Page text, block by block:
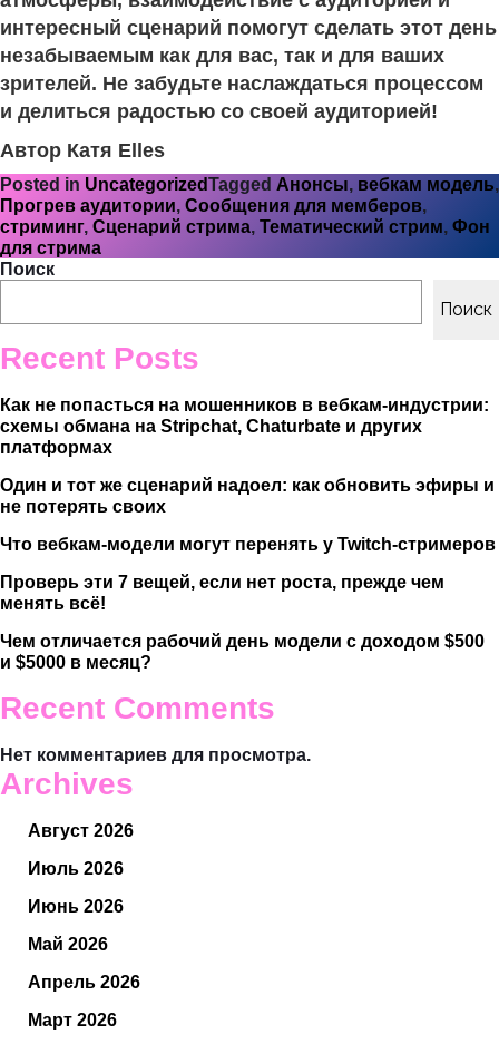
интересный сценарий помогут сделать этот день
незабываемым как для вас, так и для ваших
зрителей. Не забудьте наслаждаться процессом
и делиться радостью со своей аудиторией!
Автор Катя Elles
Posted in UncategorizedTagged Анонсы, вебкам модель,
Прогрев аудитории, Сообщения для мемберов,
стриминг, Сценарий стрима, Тематический стрим, Фон
для стрима
Поиск
Поиск
Recent Posts
Как не попасться на мошенников в вебкам-индустрии:
схемы обмана на Stripchat, Chaturbate и других
платформах
Один и тот же сценарий надоел: как обновить эфиры и
не потерять своих
Что вебкам-модели могут перенять у Twitch-стримеров
Проверь эти 7 вещей, если нет роста, прежде чем
менять всё!
Чем отличается рабочий день модели с доходом $500
и $5000 в месяц?
Recent Comments
Нет комментариев для просмотра.
Archives
Август 2026
Июль 2026
Июнь 2026
Май 2026
Апрель 2026
Март 2026